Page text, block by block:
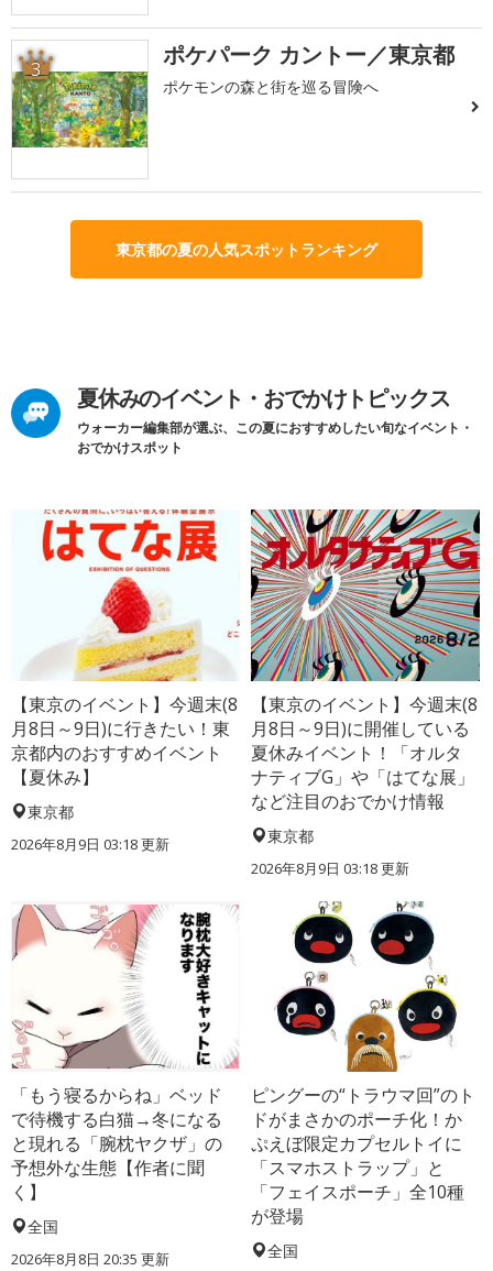
3 ポケパーク カントー／東京都
ポケモンの森と街を巡る冒険へ
東京都の夏の人気スポットランキング
夏休みのイベント・おでかけトピックス
ウォーカー編集部が選ぶ、この夏におすすめしたい旬なイベント・
おでかけスポット
【東京のイベント】今週末(8
月8日～9日)に行きたい！東
京都内のおすすめイベント
【夏休み】
東京都
2026年8月9日 03:18更新
【東京のイベント】今週末(8
月8日～9日)に開催している
夏休みイベント！「オルタ
ナティブG」や「はてな展」
など注目のおでかけ情報
東京都
2026年8月9日 03:18更新
「もう寝るからね」ベッド
で待機する白猫→冬になる
と現れる「腕枕ヤクザ」の
予想外な生態【作者に聞
く】
全国
2026年8月8日 20:35 更新
ピングーの“トラウマ回”のト
ドがまさかのポーチ化！か
ぷえぼ限定カプセルトイに
「スマホストラップ」と
「フェイスポーチ」全10種
が登場
全国